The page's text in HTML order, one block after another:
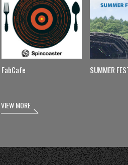
FabCafe SUMMER
VIEW MORE